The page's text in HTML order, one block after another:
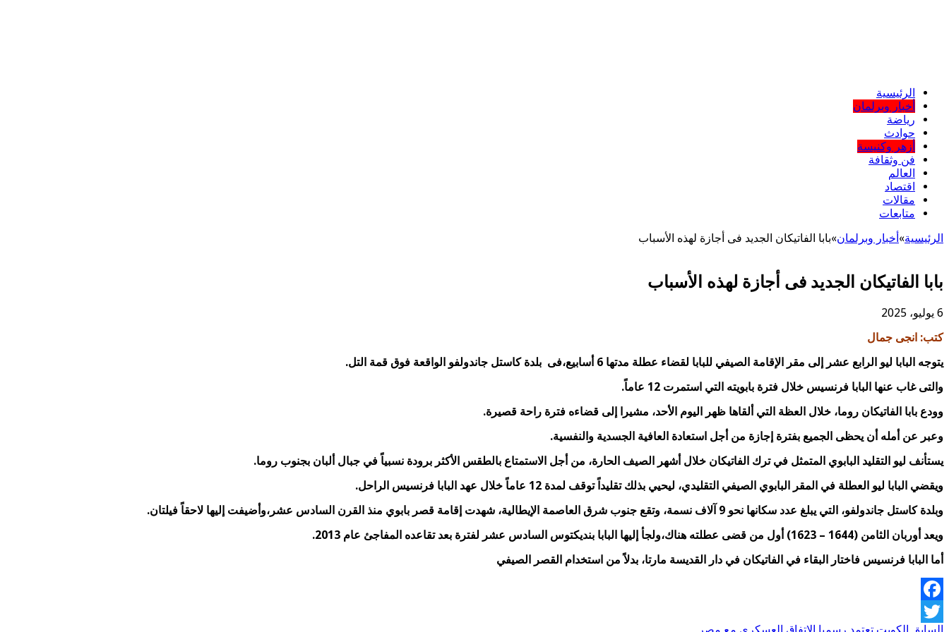
الرئيسية
أخبار وبرلمان
رياضة
حوادث
أزهر وكنيسة
فن وثقافة
العالم
اقتصاد
مقالات
متابعات
الرئيسية»أخبار وبرلمان»بابا الفاتيكان الجديد فى أجازة لهذه الأسباب
بابا الفاتيكان الجديد فى أجازة لهذه الأسباب
6 يوليو، 2025
كتب: انجى جمال
يتوجه البابا ليو الرابع عشر إلى مقر الإقامة الصيفي للبابا لقضاء عطلة مدتها 6 أسابيع،فى بلدة كاستل جاندولفو الواقعة فوق قمة التل.
والتى غاب عنها البابا فرنسيس خلال فترة بابويته التي استمرت 12 عاماً.
وودع بابا الفاتيكان روما، خلال العظة التي ألقاها ظهر اليوم الأحد، مشيرا إلى قضاءه فترة راحة قصيرة.
وعبر عن أمله أن يحظى الجميع بفترة إجازة من أجل استعادة العافية الجسدية والنفسية.
يستأنف ليو التقليد البابوي المتمثل في ترك الفاتيكان خلال أشهر الصيف الحارة، من أجل الاستمتاع بالطقس الأكثر برودة نسبياً في جبال ألبان بجنوب روما.
ويقضي البابا ليو العطلة في المقر البابوي الصيفي التقليدي، ليحيي بذلك تقليداً توقف لمدة 12 عاماً خلال عهد البابا فرنسيس الراحل.
وبلدة كاستل جاندولفو، التي يبلغ عدد سكانها نحو 9 آلاف نسمة، وتقع جنوب شرق العاصمة الإيطالية، شهدت إقامة قصر بابوي منذ القرن
السادس عشر،وأضيفت إليها لاحقاً فيلتان.
ويعد أوربان الثامن (1644 – 1623) أول من قضى عطلته هناك،ولجأ إليها البابا بنديكتوس السادس عشر لفترة بعد تقاعده المفاجئ عام 2013.
أما البابا فرنسيس فاختار البقاء في الفاتيكان في دار القديسة مارتا، بدلاً من استخدام القصر الصيفي
Facebook
السابق الكويت تعتمد رسميا الاتفاق العسكري مع مصر